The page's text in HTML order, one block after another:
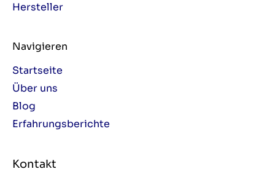
Hersteller
Navigieren
Startseite
Über uns
Blog
Erfahrungsberichte
Kontakt